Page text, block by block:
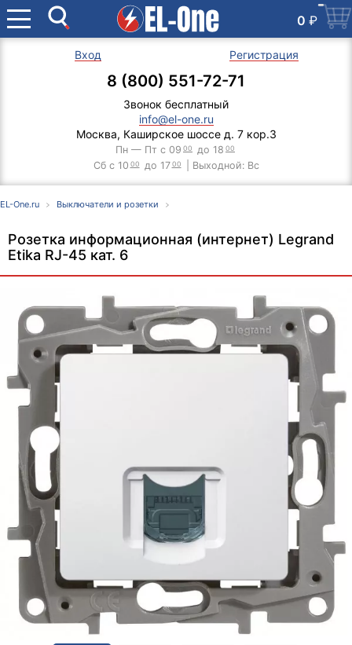
0 ₽
Вход Регистрация
8 (800) 551-72-71
Звонок бесплатный
info@el-one.ru
Москва, Каширское шоссе д. 7 кор.3
Пн — Пт с 09 00 до 18 00
Сб с 10 00 до 17 00 | Выходной: Вс
EL-One.ru Выключатели и розетки
Розетка информационная (интернет) Legrand
Etika RJ-45 кат. 6